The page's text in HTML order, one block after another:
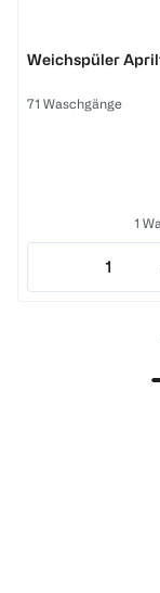
Weichspüler
71 Waschgänge
1
1
Quantity: 1